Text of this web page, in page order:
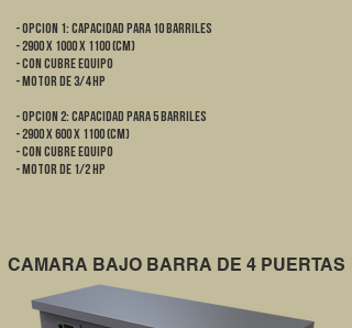
- OPCION 1: CAPACIDAD PARA 10 BARRILES
- 2900 x 1000 x 1100 (cm)
- Con cubre equipo
- Motor de 3/4 HP
- OPCION 2: CAPACIDAD PARA 5 BARRILES
- 2900 x 600 x 1100 (cm)
- Con cubre equipo
- Motor de 1/2 HP
CAMARA BAJO BARRA DE 4 PUERTAS